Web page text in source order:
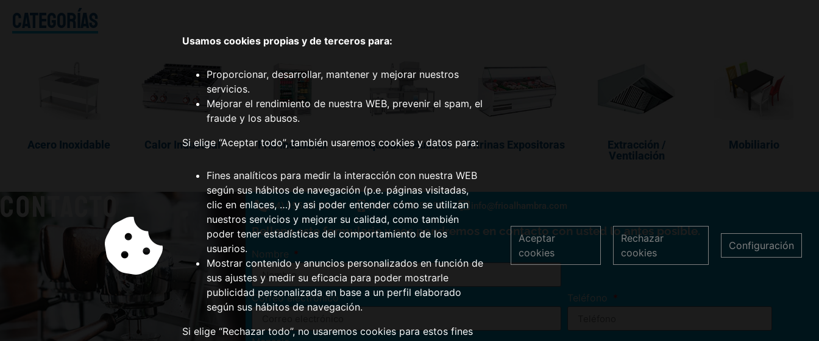
CATEGORÍAS
Acero Inoxidable Calor Industrial Frio Industrial Maquinaría Auxiliar Vitrinas Expositoras
Extracción /
Ventilación
Mobiliario
CONTACTO (34) 955 09 22 33 (34) 687 70 56 53 info@frioalhambra.com
Rellene este formulario y nos pondremos en contacto con usted lo antes posible.
Nombre
Correo electrónico Teléfono
Usamos cookies propias y de terceros para:
Proporcionar, desarrollar, mantener y mejorar nuestros
servicios.
Mejorar el rendimiento de nuestra WEB, prevenir el spam, el
fraude y los abusos.
Si elige “Aceptar todo”, también usaremos cookies y datos para:
Fines analíticos para medir la interacción con nuestra WEB
según sus hábitos de navegación (p.e. páginas visitadas,
clic en enlaces, …) y asi poder entender cómo se utilizan
nuestros servicios y mejorar su calidad, como también
poder tener estadísticas del comportamiento de los
usuarios.
Mostrar contenido y anuncios personalizados en función de
sus ajustes y medir su eficacia para poder mostrarle
publicidad personalizada en base a un perfil elaborado
según sus hábitos de navegación.
Si elige “Rechazar todo”, no usaremos cookies para estos fines
Aceptar
cookies
Rechazar
cookies
Configuración